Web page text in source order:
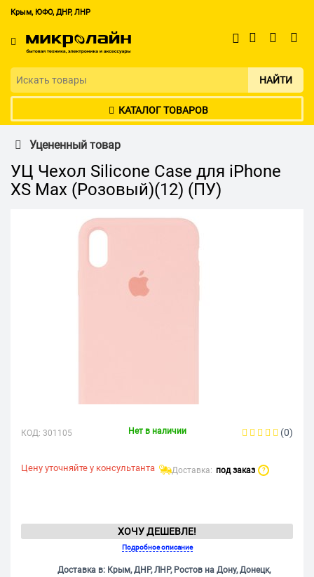
Крым, ЮФО, ДНР, ЛНР
НАЙТИ
КАТАЛОГ ТОВАРОВ
Уцененный товар
УЦ Чехол Silicone Case для iPhone
XS Max (Розовый)(12) (ПУ)
КОД: 301105 Нет в наличии (0)
Цену уточняйте у консультанта Доставка: под заказ ?
ХОЧУ ДЕШЕВЛЕ!
Подробное описание
Доставка в: Крым, ДНР, ЛНР, Ростов на Дону, Донецк,